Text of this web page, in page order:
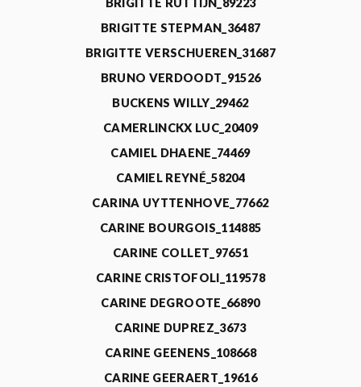
BRIGITTE RUTTIJN_89223
BRIGITTE STEPMAN_36487
BRIGITTE VERSCHUEREN_31687
BRUNO VERDOODT_91526
BUCKENS WILLY_29462
CAMERLINCKX LUC_20409
CAMIEL DHAENE_74469
CAMIEL REYNÉ_58204
CARINA UYTTENHOVE_77662
CARINE BOURGOIS_114885
CARINE COLLET_97651
CARINE CRISTOFOLI_119578
CARINE DEGROOTE_66890
CARINE DUPREZ_3673
CARINE GEENENS_108668
CARINE GEERAERT_19616